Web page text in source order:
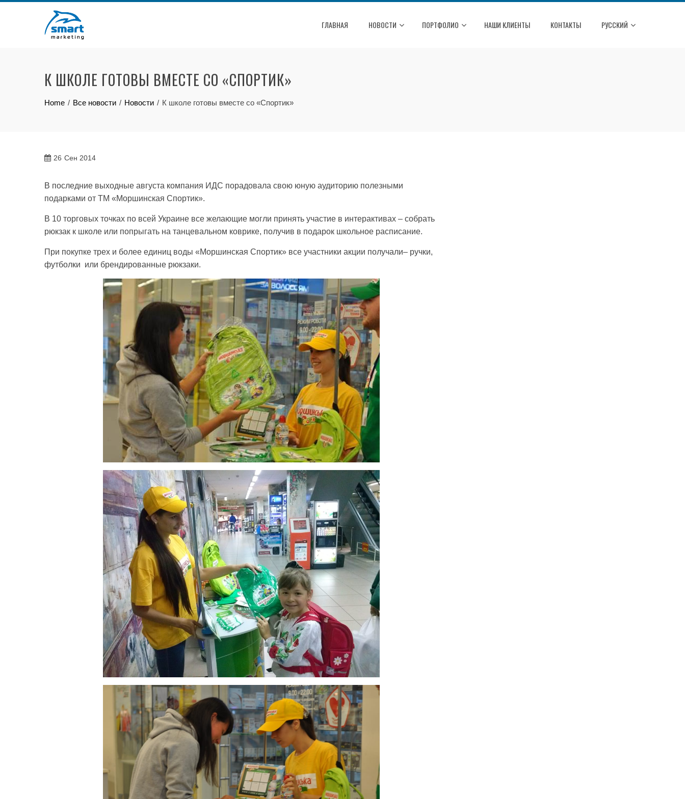
ГЛАВНАЯ НОВОСТИ ПОРТФОЛИО НАШИ КЛИЕНТЫ КОНТАКТЫ РУССКИЙ
К ШКОЛЕ ГОТОВЫ ВМЕСТЕ СО «СПОРТИК»
Home Все новости Новости К школе готовы вместе со «Спортик»
26 Сен 2014
В последние выходные августа компания ИДС порадовала свою юную аудиторию полезными
подарками от ТМ «Моршинская Спортик».
В 10 торговых точках по всей Украине все желающие могли принять участие в интерактивах – собрать
рюкзак к школе или попрыгать на танцевальном коврике, получив в подарок школьное расписание.
При покупке трех и более единиц воды «Моршинская Спортик» все участники акции получали– ручки,
футболки или брендированные рюкзаки.